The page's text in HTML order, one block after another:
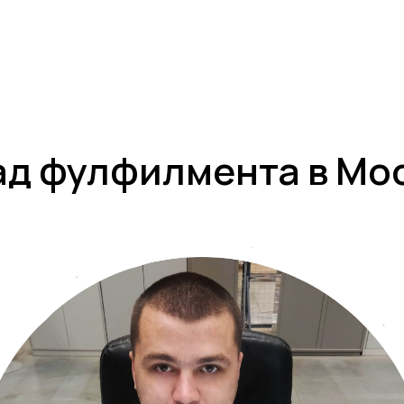
фулфилмента в